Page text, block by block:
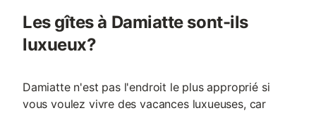
Les gîtes à Damiatte sont-ils
luxueux?
Damiatte n'est pas l'endroit le plus approprié si
vous voulez vivre des vacances luxueuses, car